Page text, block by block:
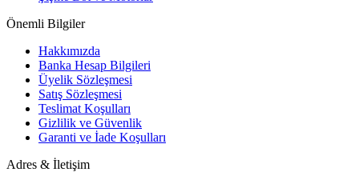
Önemli Bilgiler
Hakkımızda
Banka Hesap Bilgileri
Üyelik Sözleşmesi
Satış Sözleşmesi
Teslimat Koşulları
Gizlilik ve Güvenlik
Garanti ve İade Koşulları
Adres & İletişim